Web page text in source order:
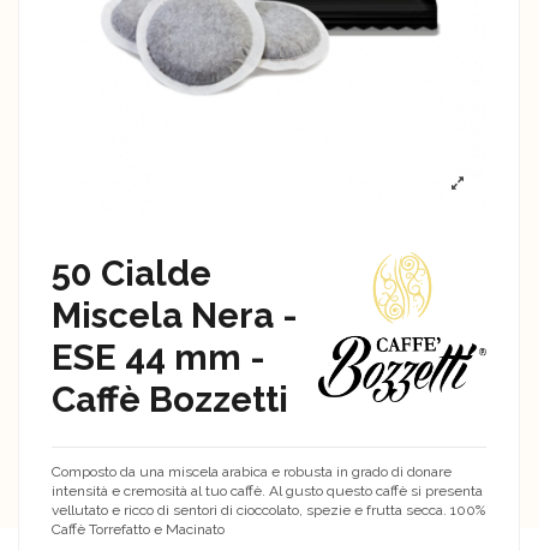
50 Cialde
Miscela Nera -
ESE 44 mm -
Caffè Bozzetti
Composto da una miscela arabica e robusta in grado di donare
intensità e cremosità al tuo caffè. Al gusto questo caffè si presenta
vellutato e ricco di sentori di cioccolato, spezie e frutta secca. 100%
Caffè Torrefatto e Macinato